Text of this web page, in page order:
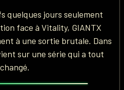
quelques jours seulement
face à Vitality, GIANTX
à une sortie brutale. Dans
sur une série qui a tout
changé.